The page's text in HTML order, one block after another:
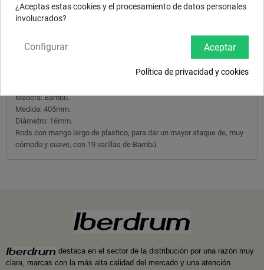
DESCRIPCIÓN
Madera: Bambú.
Medida: 405mm.
Diámetro: 16mm.
Rods con mango largo de plastico, para dar un mayor ataque de, muy
cómodo y suave, con 19 varillas de Bambú.
destaca en el sector de la distribución por una razón muy
clara, marcas con la más alta calidad del mercado y una atención
¿Aceptas estas cookies y el procesamiento de datos personales
involucrados?
Aceptar
Configurar
Política de privacidad y cookies